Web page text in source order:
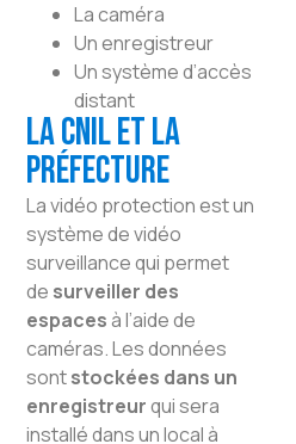
La caméra
Un enregistreur
Un système d’accès
distant
La CNIL et la
préfecture
La vidéo protection est un
système de vidéo
surveillance qui permet
de surveiller des
espacesà l’aide de
caméras. Les données
sontstockées dans un
enregistreurqui sera
installé dans un local à